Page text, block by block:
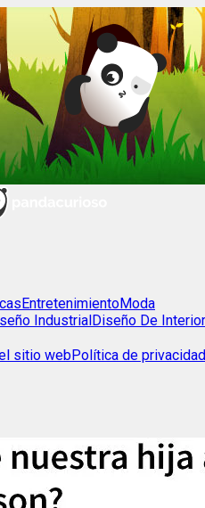
EntretenimientoModa
IndustrialDiseño De
sitio webPolítica de privacidad